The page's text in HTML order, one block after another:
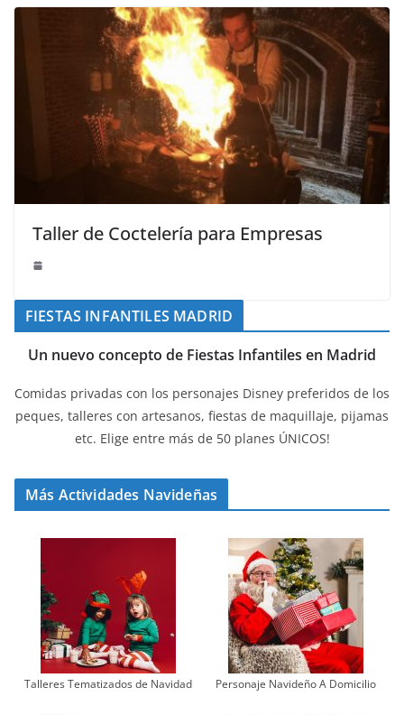
Taller de Coctelería para Empresas
FIESTAS INFANTILES MADRID
Un nuevo concepto de Fiestas Infantiles en Madrid
Comidas privadas con los personajes Disney preferidos de los
peques, talleres con artesanos, fiestas de maquillaje, pijamas
etc. Elige entre más de 50 planes ÚNICOS!
Más Actividades Navideñas
Talleres Tematizados de Navidad Personaje Navideño A Domicilio